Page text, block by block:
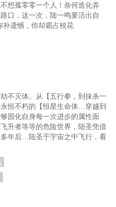
想孤零零一个人！奈何造化弄
口，这一次，陆一鸣要活出自
补遗憾，你却霸占校花
不灭体。从【五行拳，到抹杀一
恒不朽的【恒星生命体…穿越到
固化自身每一次进步的属性面
升者等等的危险世界，陆圣凭借
年后…陆圣于宇宙之中飞行，看